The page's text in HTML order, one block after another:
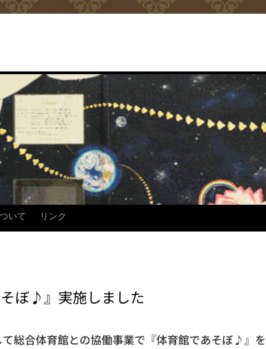
いて リンク
ぼ♪』実施しました
総合体育館との協働事業で『体育館であそぼ♪』を